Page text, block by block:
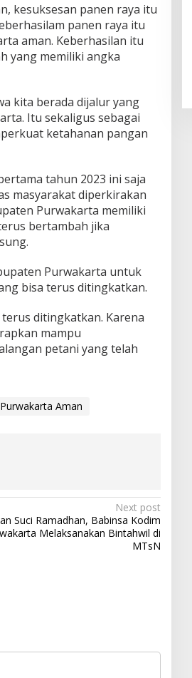
kesuksesan panen raya itu
panen raya itu
aman. Keberhasilan itu
yang memiliki angka
kita berada dijalur yang
Itu sekaligus sebagai
ketahanan pangan
tahun 2023 ini saja
masyarakat diperkirakan
Purwakarta memiliki
bertambah jika
Purwakarta untuk
bisa terus ditingkatkan.
ditingkatkan. Karena
mampu
petani yang telah
Purwakarta Aman
Next post
Suci Ramadhan, Babinsa Kodim
Melaksanakan Bintahwil di
MTsN